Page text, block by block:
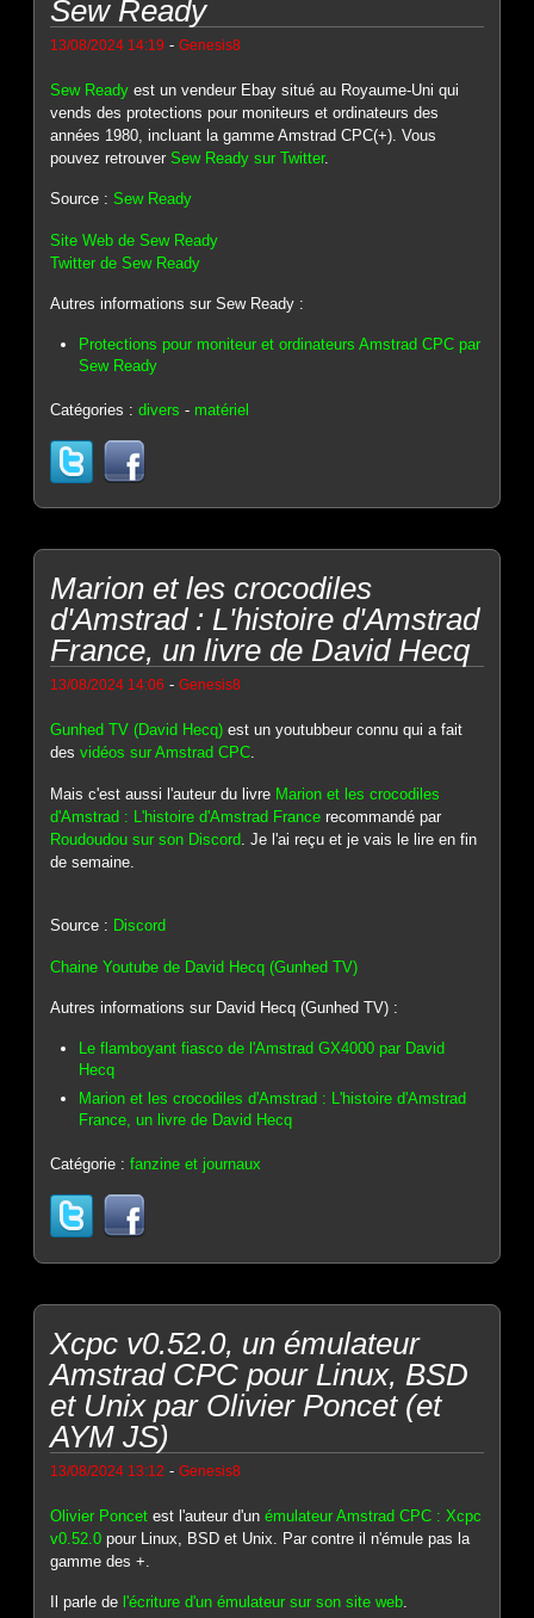
Sew Ready
13/08/2024 14:19 -Genesis8
Sew Ready est un vendeur Ebay situé au Royaume-Uni qui
vends des protections pour moniteurs et ordinateurs des
années 1980, incluant la gamme Amstrad CPC(+). Vous
pouvez retrouverSew Ready sur Twitter.
Source :Sew Ready
Site Web de Sew Ready
Twitter de Sew Ready
Autres informations sur Sew Ready :
Protections pour moniteur et ordinateurs Amstrad CPC par
Sew Ready
Catégories :divers - matériel
Marion et les crocodiles
d'Amstrad : L'histoire d'Amstrad
France, un livre de David Hecq
13/08/2024 14:06 -Genesis8
Gunhed TV (David Hecq) est un youtubbeur connu qui a fait
desvidéos sur Amstrad CPC.
Mais c'est aussi l'auteur du livre Marion et les crocodiles
d'Amstrad : L'histoire d'Amstrad France recommandé par
Roudoudou sur son Discord . Je l'ai reçu et je vais le lire en fin
de semaine.
Source : Discord
Chaine Youtube de David Hecq (Gunhed TV)
Autres informations sur David Hecq (Gunhed TV) :
Le flamboyant fiasco de l'Amstrad GX4000 par David
Hecq
Marion et les crocodiles d'Amstrad : L'histoire d'Amstrad
France, un livre de David Hecq
Catégorie :fanzine et journaux
Xcpc v0.52.0, un émulateur
Amstrad CPC pour Linux, BSD
et Unix par Olivier Poncet (et
AYM JS)
13/08/2024 13:12 -Genesis8
Olivier Poncet est l'auteur d'unémulateur Amstrad CPC : Xcpc
v0.52.0 pour Linux, BSD et Unix. Par contre il n'émule pas la
gamme des +.
Il parle de l'écriture d'un émulateur sur son site web.